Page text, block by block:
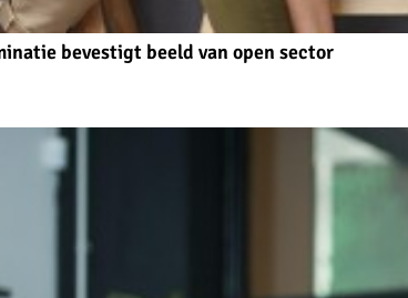
bevestigt beeld van open sector